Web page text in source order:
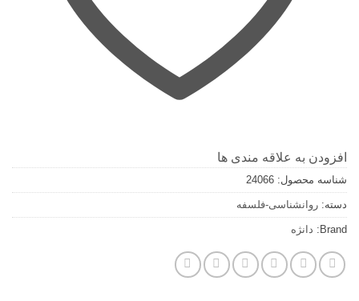
افزودن به علاقه مندی ها
شناسه محصول: 24066
دسته: روانشناسی-فلسفه
Brand: دانژه